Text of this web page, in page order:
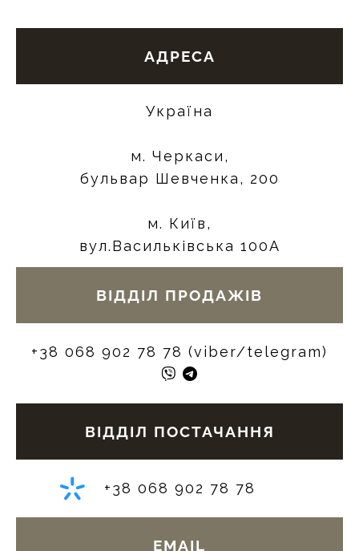
АДРЕСА
Україна
м. Черкаси,
бульвар Шевченка, 200
м. Київ,
вул.Васильківська 100А
ВІДДІЛ ПРОДАЖІВ
+38 068 902 78 78 (viber/telegram)
ВІДДІЛ ПОСТАЧАННЯ
+38 068 902 78 78
EMAIL